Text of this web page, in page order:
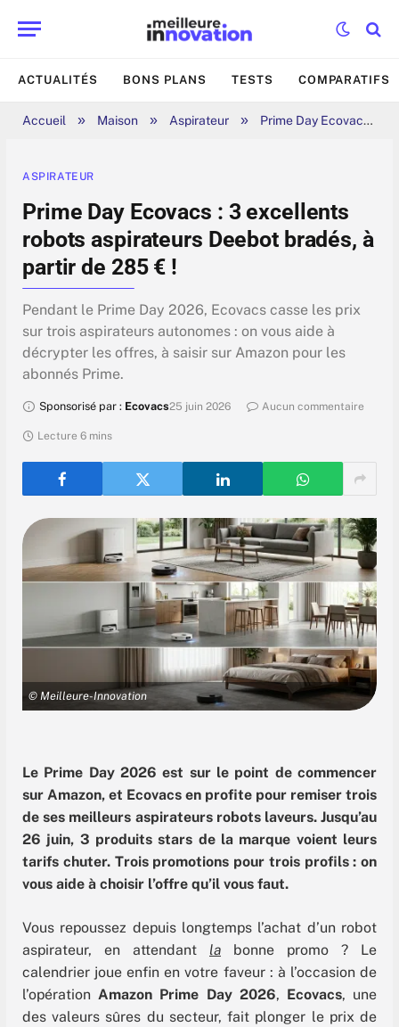
ACTUALITÉS BONS PLANS TESTS COMPARATIFS
Accueil » Maison » Aspirateur » Prime Day Ecovacs : 3 excellents robots aspirateurs Deebot bradés, à partir de 285 € !
ASPIRATEUR
Prime Day Ecovacs : 3 excellents
robots aspirateurs Deebot bradés, à
partir de 285 € !
Pendant le Prime Day 2026, Ecovacs casse les prix
sur trois aspirateurs autonomes : on vous aide à
décrypter les offres, à saisir sur Amazon pour les
abonnés Prime.
Sponsorisé par : Ecovacs25 juin 2026 Aucun commentaire
Lecture 6 mins
© Meilleure-Innovation
Le Prime Day 2026 est sur le point de commencer
sur Amazon, et Ecovacs en profite pour remiser trois
de ses meilleurs aspirateurs robots laveurs. Jusqu’au
26 juin, 3 produitsstars de la marque voient leurs
tarifs chuter. Trois promotions pour trois profils : on
vous aide à choisir l’offre qu’il vous faut.
Vous repoussez depuis longtemps l’achat d’un robot
aspirateur, en attendant la bonne promo ? Le
calendrier joue enfin en votre faveur : à l’occasion de
l’opérationAmazon Prime Day 2026, Ecovacs, une
des valeurs sûres du secteur, fait plonger le prix de